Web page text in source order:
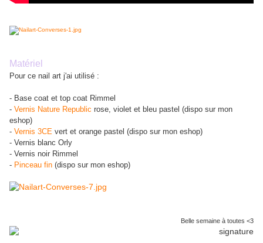
Matériel
Pour ce nail art j'ai utilisé :
- Base coat et top coat Rimmel
- Vernis Nature Republic rose, violet et bleu pastel (dispo sur mon
eshop)
- Vernis 3CE vert et orange pastel (dispo sur mon eshop)
- Vernis blanc Orly
- Vernis noir Rimmel
- Pinceau fin (dispo sur mon eshop)
Belle semaine à toutes <3